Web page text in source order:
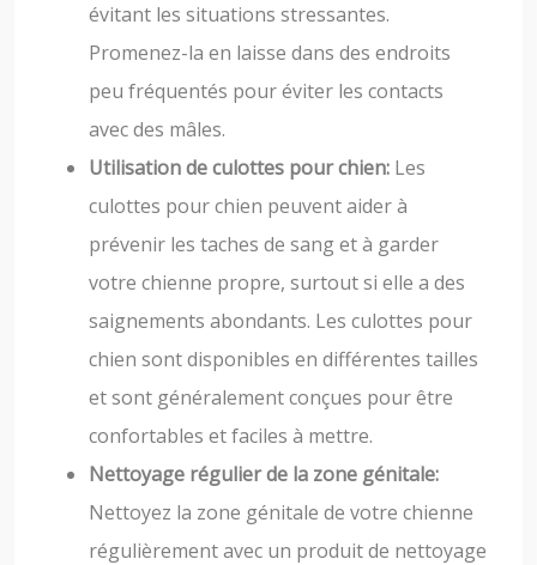
évitant les situations stressantes.
Promenez-la en laisse dans des endroits
peu fréquentés pour éviter les contacts
avec des mâles.
Utilisation de culottes pour chien: Les
culottes pour chien peuvent aider à
prévenir les taches de sang et à garder
votre chienne propre, surtout si elle a des
saignements abondants. Les culottes pour
chien sont disponibles en différentes tailles
et sont généralement conçues pour être
confortables et faciles à mettre.
Nettoyage régulier de la zone génitale:
Nettoyez la zone génitale de votre chienne
régulièrement avec un produit de nettoyage